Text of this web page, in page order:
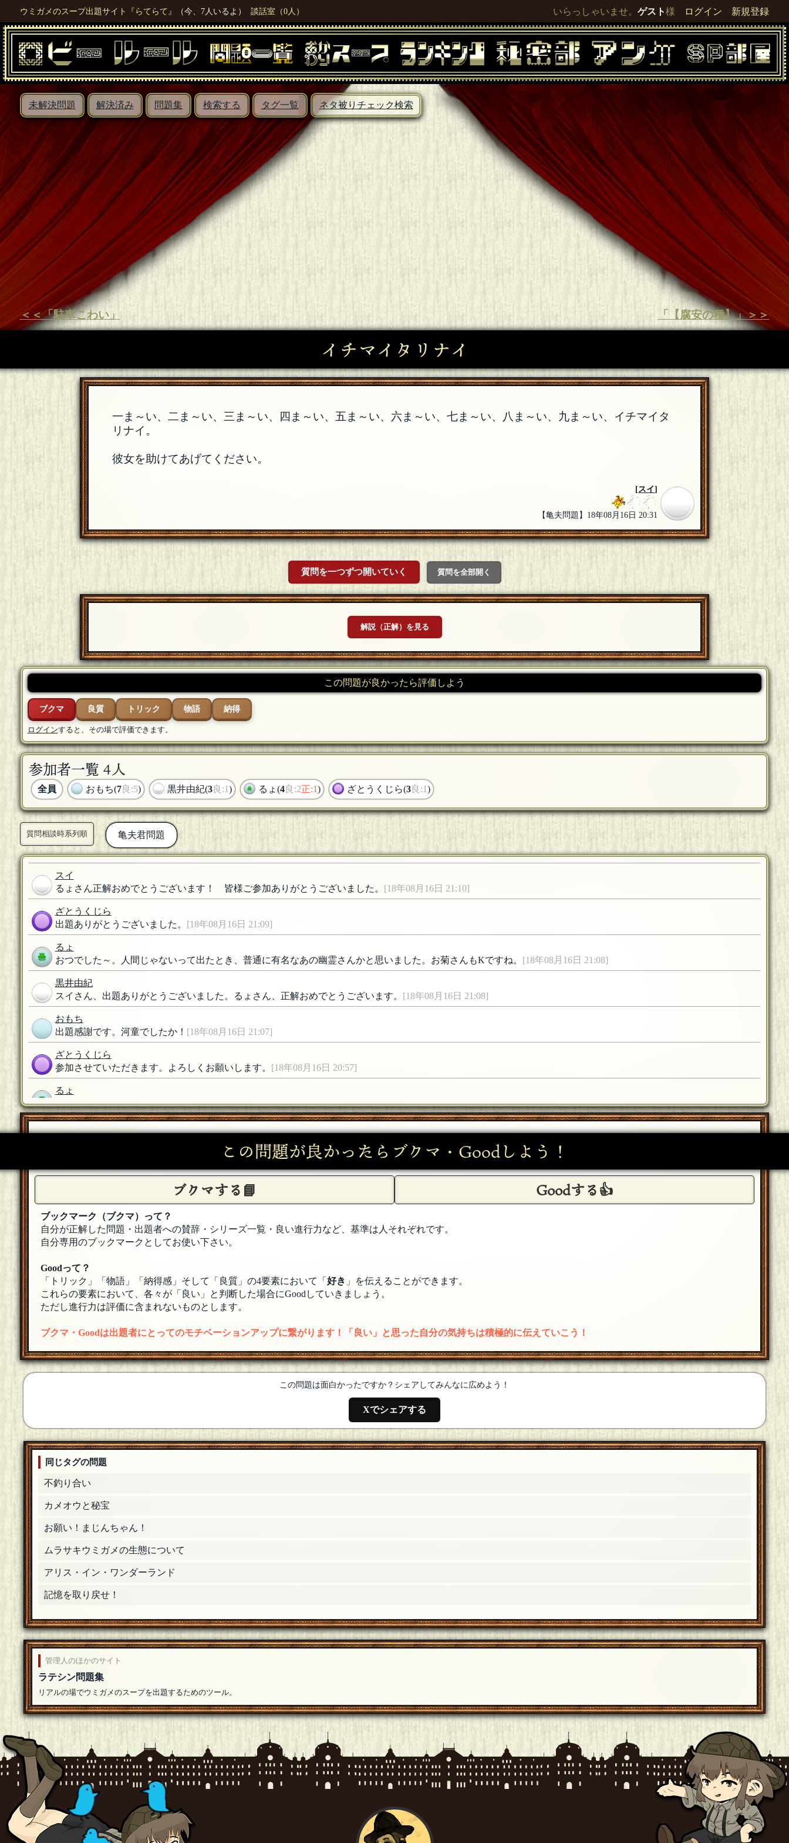
ウミガメのスープ出題サイト『らてらて』 （今、7人いるよ） 談話室（0人） いらっしゃいませ。ゲスト様 ログイン 新規登録
未解決問題 解決済み 問題集 検索する タグ一覧 ネタ被りチェック検索
＜＜「駐車こわい」 「【腐安の種】」＞＞
イチマイタリナイ
一ま～い、二ま～い、三ま～い、四ま～い、五ま～い、六ま～い、七ま～い、八ま～い、九ま～い、イチマイタ
リナイ。
彼女を助けてあげてください。
[スイ]
【亀夫問題】18年08月16日 20:31
質問を一つずつ開いていく 質問を全部開く
解説（正解）を見る
この問題が良かったら評価しよう
ブクマ 良質 トリック 物語 納得
ログインすると、その場で評価できます。
参加者一覧 4人
全員 おもち(7良:5) 黒井由紀(3良:1) るょ(4良:2正:1) ざとうくじら(3良:1)
質問相談時系列順 亀夫君問題
スイ
るょさん正解おめでとうございます！ 皆様ご参加ありがとうございました。
[18年08月16日 21:10]
ざとうくじら
出題ありがとうございました。
[18年08月16日 21:09]
るょ
おつでした～。人間じゃないって出たとき、普通に有名なあの幽霊さんかと思いました。お菊さんもKですね。
[18年08月16日 21:08]
黒井由紀
スイさん、出題ありがとうございました。るょさん、正解おめでとうございます。
[18年08月16日 21:08]
おもち
出題感謝です。河童でしたか！ [18年08月16日 21:07]
ざとうくじら
参加させていただきます。よろしくお願いします。
[18年08月16日 20:57]
るょ
参加します！[18年08月16日 20:53]
黒井由紀
参加します[18年08月16日 20:32]
皆様歓迎します。[18年08月16日 20:32]
この問題が良かったらブクマ・Goodしよう！
ブクマする📘 Goodする👍
ブックマーク（ブクマ）って？
自分が正解した問題・出題者への賛辞・シリーズ一覧・良い進行力など、基準は人それぞれです。
自分専用のブックマークとしてお使い下さい。
Goodって？
「トリック」「物語」「納得感」そして「良質」の4要素において「 好き 」を伝えることができます。
これらの要素において、各々が「良い」と判断した場合にGoodしていきましょう。
ただし進行力は評価に含まれないものとします。
ブクマ・Goodは出題者にとってのモチベーションアップに繋がります！「良い」と思った自分の気持ちは積極的に伝えていこう！
この問題は面白かったですか？シェアしてみんなに広めよう！
Xでシェアする
同じタグの問題
不釣り合い
カメオウと秘宝
お願い！まじんちゃん！
ムラサキウミガメの生態について
アリス・イン・ワンダーランド
記憶を取り戻せ！
管理人のほかのサイト
ラテシン問題集
リアルの場でウミガメのスープを出題するためのツール。